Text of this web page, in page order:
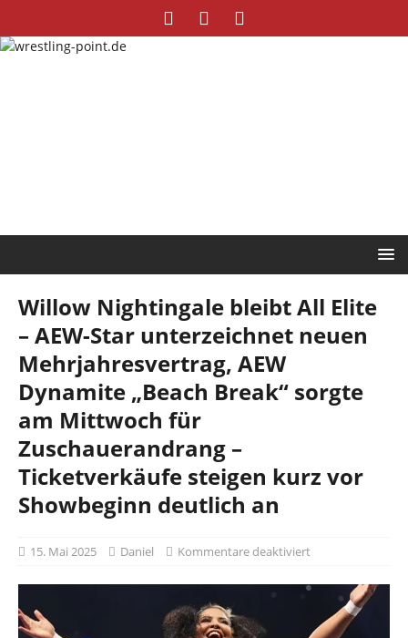
Willow Nightingale bleibt All Elite
– AEW-Star unterzeichnet neuen
Mehrjahresvertrag, AEW
Dynamite „Beach Break“ sorgte
am Mittwoch für
Zuschauerandrang –
Ticketverkäufe steigen kurz vor
Showbeginn deutlich an
15. Mai 2025 Daniel Kommentare deaktiviert